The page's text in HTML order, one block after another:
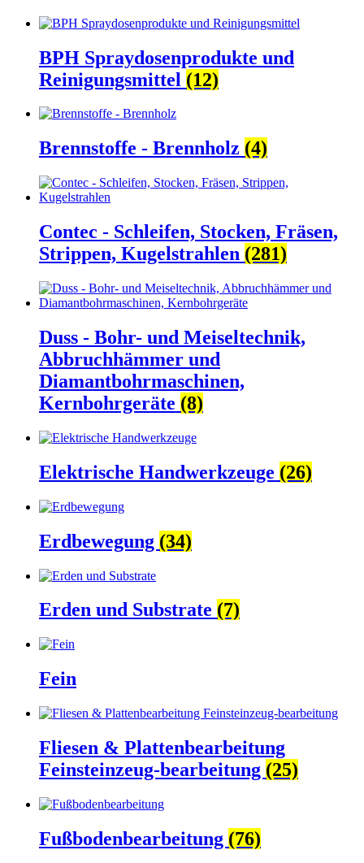
BPH Spraydosenprodukte und
Reinigungsmittel (12)
Brennstoffe - Brennholz (4)
Contec - Schleifen, Stocken, Fräsen,
Strippen, Kugelstrahlen (281)
Duss - Bohr- und Meiseltechnik,
Abbruchhämmer und
Diamantbohrmaschinen,
Kernbohrgeräte (8)
Elektrische Handwerkzeuge (26)
Erdbewegung (34)
Erden und Substrate (7)
Fein
Fliesen & Plattenbearbeitung
Feinsteinzeug-bearbeitung (25)
Fußbodenbearbeitung (76)